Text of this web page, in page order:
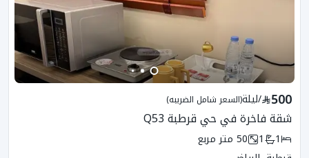
500
/ليلة(السعر شامل الضريبه)
شقة فاخرة في حي قرطبة Q53
1
1
50 متر مربع